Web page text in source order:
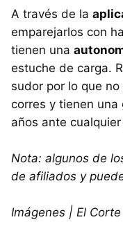
A través de la
emparejarlos con
tienen una
estuche de carga.
sudor por lo que
corres y tienen
años ante
Nota: algunos de
de afiliados y
Imágenes | El